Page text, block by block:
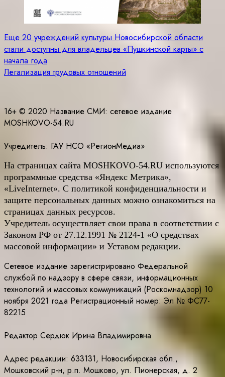
Навигация
по
записям
Еще 20 учреждений культуры Новосибирской области
стали доступны для владельцев «Пушкинской карты» с
начала года
Легализация трудовых отношений
16+ © 2020 Название СМИ: cетевое издание
MOSHKOVO-54.RU
Учредитель: ГАУ НСО «РегионМедиа»
На страницах сайта MOSHKOVO-54.RU используются
программные средства «Яндекс Метрика»,
«LiveInternet». С политикой конфиденциальности и
защите персональных данных можно ознакомиться на
страницах данных ресурсов.
Учредитель осуществляет свои права в соответствии с
Законом РФ от 27.12.1991 № 2124-1 «О средствах
массовой информации» и Уставом редакции.
Сетевое издание зарегистрировано Федеральной
службой по надзору в сфере связи, информационных
технологий и массовых коммуникаций (Роскомнадзор) 10
ноября 2021 года Регистрационный номер: Эл № ФС77-
82215
Редактор Сердюк Ирина Владимировна
Адрес редакции: 633131, Новосибирская обл.,
Мошковский р-н, р.п. Мошково, ул. Пионерская, д. 2